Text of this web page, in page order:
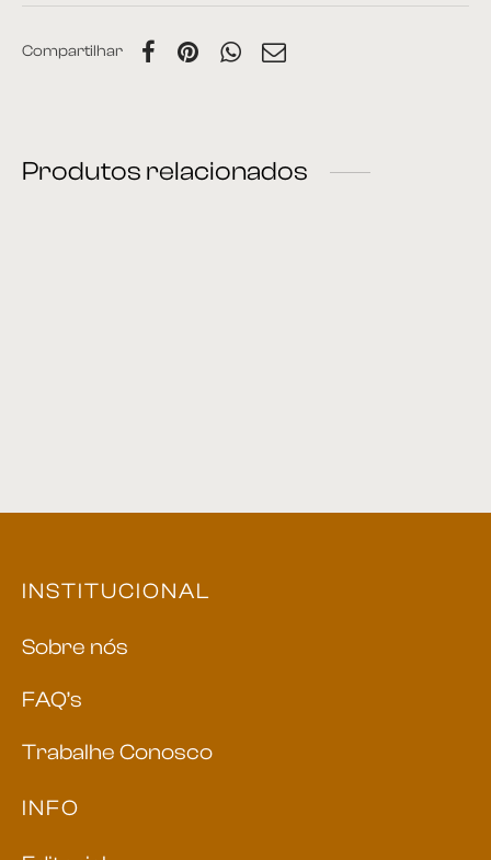
Compartilhar
Produtos relacionados
INSTITUCIONAL
Sobre nós
FAQ’s
Trabalhe Conosco
INFO